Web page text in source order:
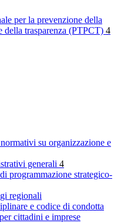
per la prevenzione della
della trasparenza (PTPCT) 4
su organizzazione e
generali 4
programmazione strategico-
regionali
e codice di condotta
cittadini e imprese